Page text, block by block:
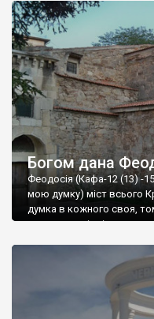
Богом дана
Феодосія (Кафа-12 (13) -
мою думку) міст всього
думка в кожного своя,
запрошую відвідати це